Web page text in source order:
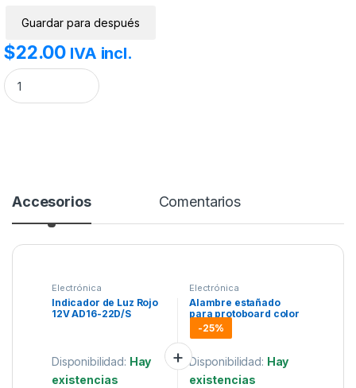
Guardar para después
$22.00 IVA incl.
Indicador de Luz Rojo 12V AD16-22D/S cantidad
Accesorios Comentarios
Electrónica
Indicador de Luz Rojo
12V AD16-22D/S
Disponibilidad: Hay
existencias
Electrónica
Alambre estañado
para protoboard color
negro 22AWG 1 metro
-25%
Disponibilidad: Hay
existencias